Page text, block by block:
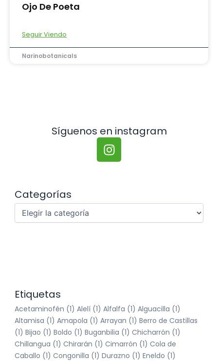
Ojo De Poeta
Seguir Viendo
Narinobotanicals
Síguenos en instagram
I
n
s
g
a
Categorías
Categorías
Etiquetas
Acetaminofén (1) Alelí (1) Alfalfa (1) Alguacilla (1)
Altamisa (1) Amapola (1) Arrayan (1) Berro de Castillas
(1) Bijao (1) Boldo (1) Buganbilia (1) Chicharrón (1)
Chillangua (1) Chirarán (1) Cimarrón (1) Cola de
Caballo (1) Congonilla (1) Durazno (1) Eneldo (1)